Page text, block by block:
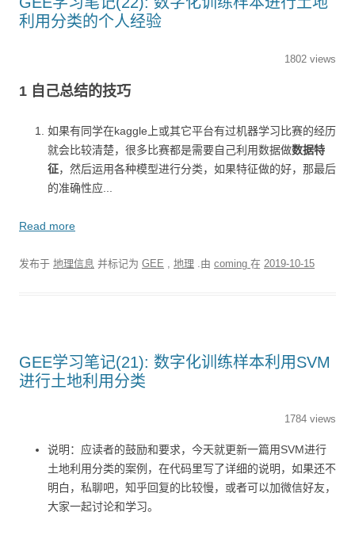
利用分类的个人经验
1802 views
1 自己总结的技巧
如果有同学在kaggle上或其它平台有过机器学习比赛的经历
就会比较清楚，很多比赛都是需要自己利用数据做数据特
征，然后运用各种模型进行分类，如果特征做的好，那最后
的准确性应...
Read more
发布于 地理信息 并标记为 GEE 地理 .由 coming 在 2019-10-15
GEE学习笔记(21): 数字化训练样本利用SVM
进行土地利用分类
1784 views
说明：应读者的鼓励和要求，今天就更新一篇用SVM进行
土地利用分类的案例，在代码里写了详细的说明，如果还不
明白，私聊吧，知乎回复的比较慢，或者可以加微信好友，
大家一起讨论和学习。